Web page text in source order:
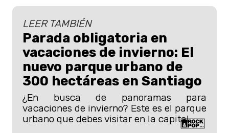
LEER TAMBIÉN
Parada obligatoria en
vacaciones de invierno: El
nuevo parque urbano de
300 hectáreas en Santiago
¿En busca de panoramas para
vacaciones de invierno? Este es el parque
urbano que debes visitar en la capital.